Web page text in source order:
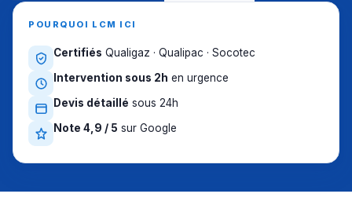
POURQUOI LCM ICI
Certifiés Qualigaz · Qualipac · Socotec
Intervention sous 2h en urgence
Devis détaillé sous 24h
Note 4,9 / 5 sur Google